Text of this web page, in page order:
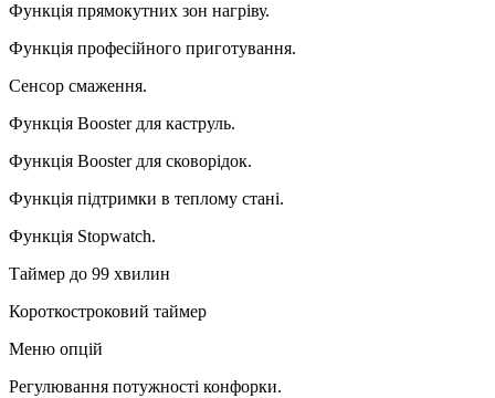
Функція прямокутних зон нагріву.
Функція професійного приготування.
Сенсор смаження.
Функція Booster для каструль.
Функція Booster для сковорідок.
Функція підтримки в теплому стані.
Функція Stopwatch.
Таймер до 99 хвилин
Короткостроковий таймер
Меню опцій
Регулювання потужності конфорки.